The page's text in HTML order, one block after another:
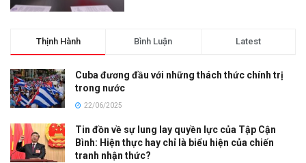
Thịnh Hành Bình Luận Latest
Cuba đương đầu với những thách thức chính trị
trong nước
22/06/2025
Tin đồn về sự lung lay quyền lực của Tập Cận
Bình: Hiện thực hay chỉ là biểu hiện của chiến
tranh nhận thức?